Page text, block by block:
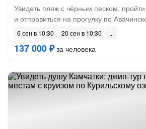
Увидеть пляж с чёрным песком,
и отправиться на прогулку по
6 сен в 10:30 20 сен в 10:30
137 000 ₽за человека